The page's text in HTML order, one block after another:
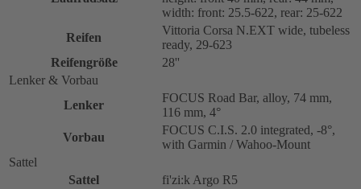
width: front: 25.5-622, rear: 25-622
Reifen
Vittoria Corsa N.EXT wide, tubeless
ready, 29-623
Reifengröße
28''
Lenker & Vorbau
Lenker
FOCUS Road Bar, alloy, 74 mm,
116 mm, 4°
Vorbau
FOCUS C.I.S. 2.0 integrated, -8°,
with Garmin / Wahoo-Mount
Sattel
Sattel
fi'zi:k Argo R5